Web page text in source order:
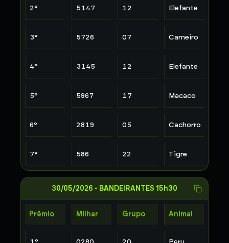
2° 5147 12 Elefante
3° 5726 07 Carneiro
4° 3145 12 Elefante
5° 5967 17 Macaco
6° 2819 05 Cachorro
7° 586 22 Tigre
30/05/2026 - BANDEIRANTES 15h30
Prêmio Milhar Grupo Animal